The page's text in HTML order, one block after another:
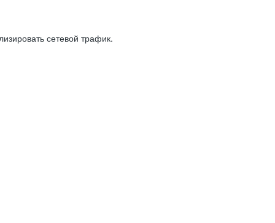
сетевой трафик.